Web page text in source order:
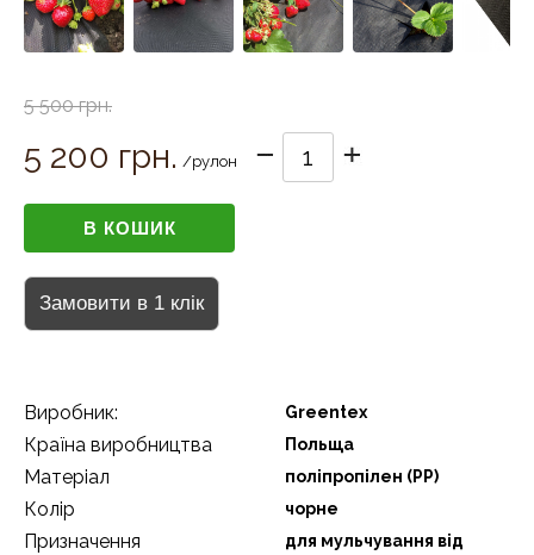
5 500 грн.
5 200 грн. /рулон
Виробник: Greentex
Країна виробництва Польща
Матеріал поліпропілен (РР)
Колір чорне
Призначення
для мульчування від